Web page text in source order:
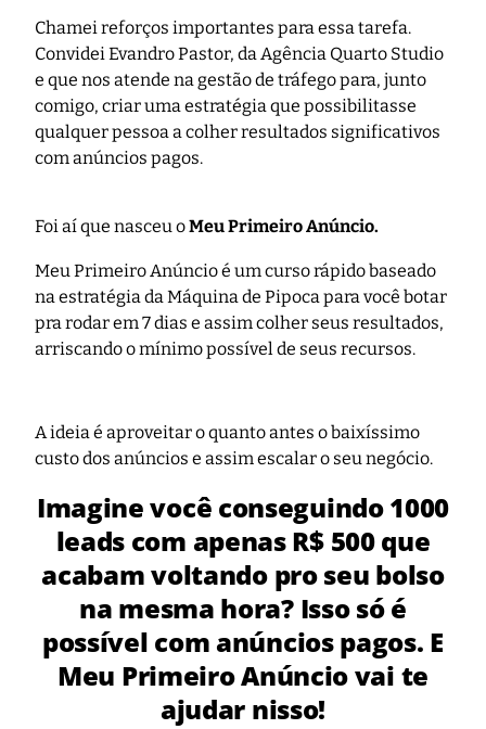
Chamei reforços importantes para essa tarefa.
Convidei Evandro Pastor, da Agência Quarto Studio
e que nos atende na gestão de tráfego para, junto
comigo, criar uma estratégia que possibilitasse
qualquer pessoa a colher resultados significativos
com anúncios pagos.
Foi aí que nasceu oMeu Primeiro Anúncio.
Meu Primeiro Anúncio é um curso rápido baseado
na estratégia da Máquina de Pipoca para você botar
pra rodar em 7 dias e assim colher seus resultados,
arriscando o mínimo possível de seus recursos.
A ideia é aproveitar o quanto antes o baixíssimo
custo dos anúncios e assim escalar o seu negócio.
Imagine você conseguindo 1000
leads com apenas R$ 500 que
acabam voltando pro seu bolso
na mesma hora? Isso só é
possível com anúncios pagos. E
Meu Primeiro Anúncio vai te
ajudar nisso!